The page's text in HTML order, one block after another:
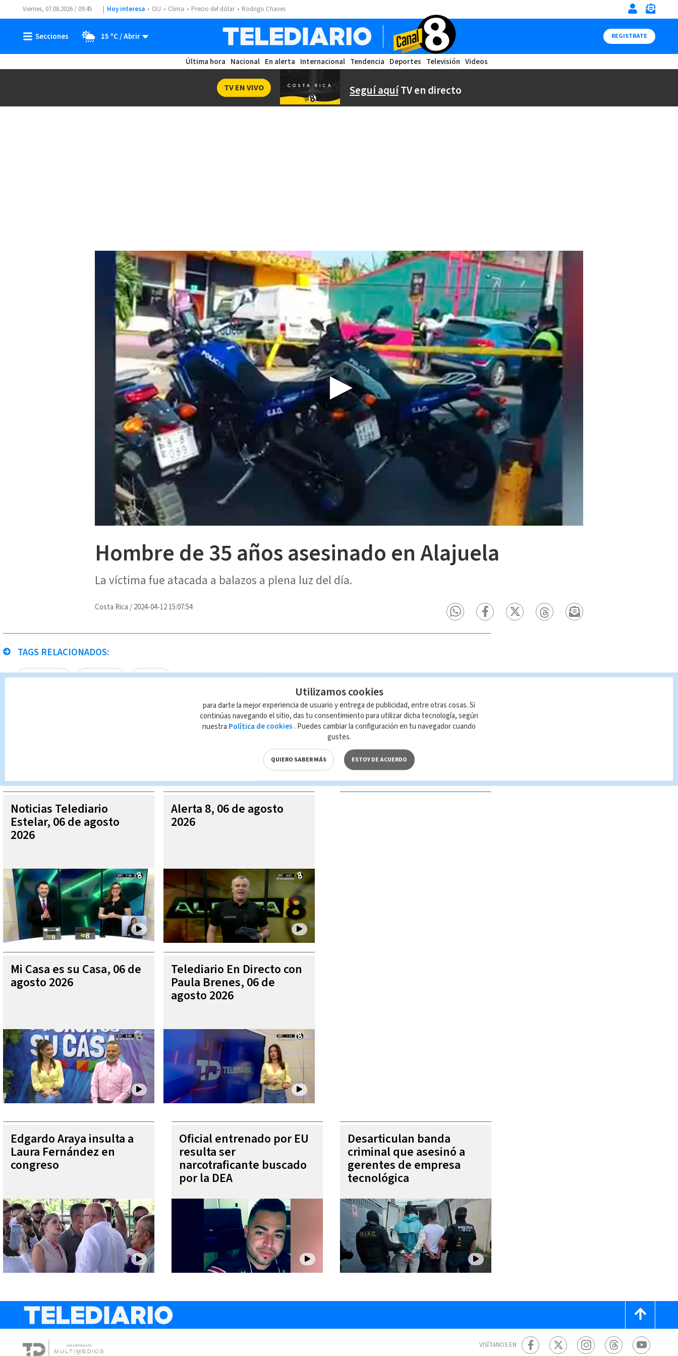
Viernes, 07.08.2026 / 09:45 Hoy interesa OIJ Clima Precio del dólar Rodrigo Chaves
15 ºC REGISTRATE
Última hora Nacional En alerta Internacional Tendencia Deportes Televisión Videos
Seguí aquíTV en directo
TV EN VIVO
Hombre de 35 años asesinado en Alajuela
La víctima fue atacada a balazos a plena luz del día.
Costa Rica /2024-04-12 15:07:54
TAGS RELACIONADOS:
Narcotráfico Homicidios Alajuela
Queda prohibida la reproducción total o parcial del contenido de esta página, mismo que es propiedad de TELEDIARIO; su reproducción no
MÁS VIDEOS
Noticias Telediario
Estelar, 06 de agosto
2026
Alerta 8, 06 de agosto
2026
Mi Casa es su Casa, 06 de
agosto 2026
Telediario En Directo con
Paula Brenes, 06 de
agosto 2026
Edgardo Araya insulta a
Laura Fernández en
congreso
Oficial entrenado por EU
resulta ser
narcotraficante buscado
por la DEA
Desarticulan banda
criminal que asesinó a
gerentes de empresa
tecnológica
VISÍTANOS EN
Utilizamos cookies
para darte la mejor experiencia de usuario y entrega de publicidad, entre otras cosas. Si
continúas navegando el sitio, das tu consentimiento para utilizar dicha tecnología, según
nuestra Política de cookies . Puedes cambiar la configuración en tu navegador cuando
gustes.
QUIERO SABER MÁS ESTOY DE ACUERDO